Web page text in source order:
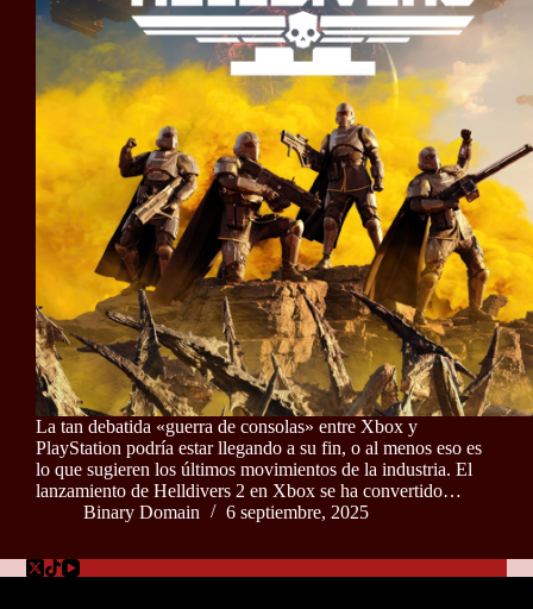
La tan debatida «guerra de consolas» entre Xbox y
PlayStation podría estar llegando a su fin, o al menos eso es
lo que sugieren los últimos movimientos de la industria. El
lanzamiento de Helldivers 2 en Xbox se ha convertido…
Binary Domain
6 septiembre, 2025